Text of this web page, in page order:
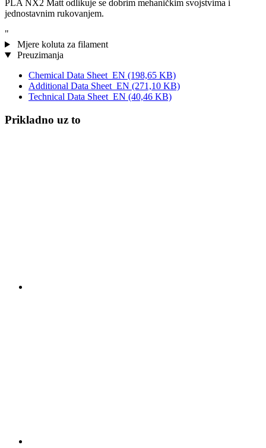
PLA NX2 Matt odlikuje se dobrim mehaničkim svojstvima i
jednostavnim rukovanjem.
"
Mjere koluta za filament
Preuzimanja
Chemical Data Sheet_EN (198,65 KB)
Additional Data Sheet_EN (271,10 KB)
Technical Data Sheet_EN (40,46 KB)
Prikladno uz to